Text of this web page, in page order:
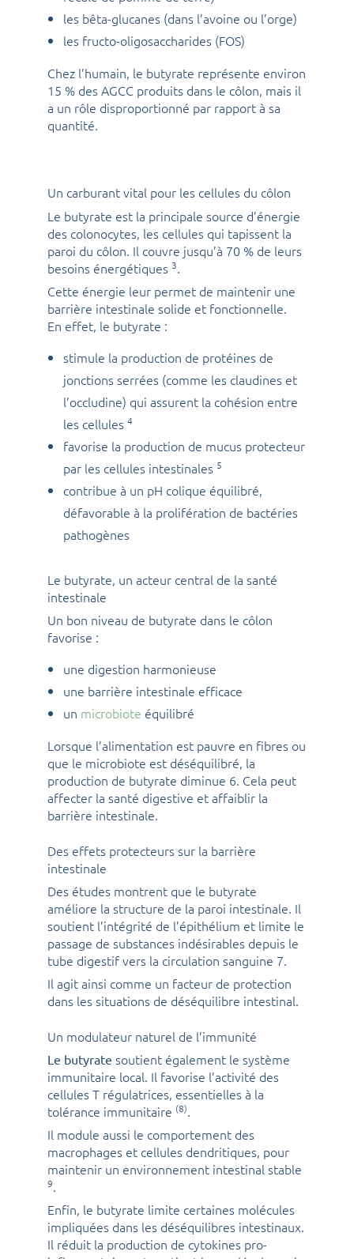
les bêta-glucanes (dans l’avoine ou l’orge)
les fructo-oligosaccharides (FOS)
Chez l’humain, le butyrate représente environ
15 % des AGCC produits dans le côlon, mais il
a un rôle disproportionné par rapport à sa
quantité.
Un carburant vital pour les cellules du côlon
Le butyrate est la principale source d’énergie
des colonocytes, les cellules qui tapissent la
paroi du côlon. Il couvre jusqu’à 70 % de leurs
besoins énergétiques 3.
Cette énergie leur permet de maintenir une
barrière intestinale solide et fonctionnelle.
En effet, le butyrate :
stimule la production de protéines de
jonctions serrées (comme les claudines et
l’occludine) qui assurent la cohésion entre
les cellules 4
favorise la production de mucus protecteur
par les cellules intestinales 5
contribue à un pH colique équilibré,
défavorable à la prolifération de bactéries
pathogènes
Le butyrate, un acteur central de la santé
intestinale
Un bon niveau de butyrate dans le côlon
favorise :
une digestion harmonieuse
une barrière intestinale efficace
un microbiote équilibré
Lorsque l’alimentation est pauvre en fibres ou
que le microbiote est déséquilibré, la
production de butyrate diminue 6. Cela peut
affecter la santé digestive et affaiblir la
barrière intestinale.
Des effets protecteurs sur la barrière
intestinale
Des études montrent que le butyrate
améliore la structure de la paroi intestinale. Il
soutient l’intégrité de l’épithélium et limite le
passage de substances indésirables depuis le
tube digestif vers la circulation sanguine 7.
Il agit ainsi comme un facteur de protection
dans les situations de déséquilibre intestinal.
Un modulateur naturel de l’immunité
Le butyrate soutient également le système
immunitaire local. Il favorise l’activité des
cellules T régulatrices, essentielles à la
tolérance immunitaire (8).
Il module aussi le comportement des
macrophages et cellules dendritiques, pour
maintenir un environnement intestinal stable
9.
Enfin, le butyrate limite certaines molécules
impliquées dans les déséquilibres intestinaux.
Il réduit la production de cytokines pro-